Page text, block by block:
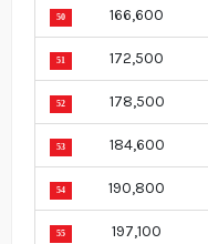
50 166,600
51 172,500
52 178,500
53 184,600
54 190,800
55 197,100